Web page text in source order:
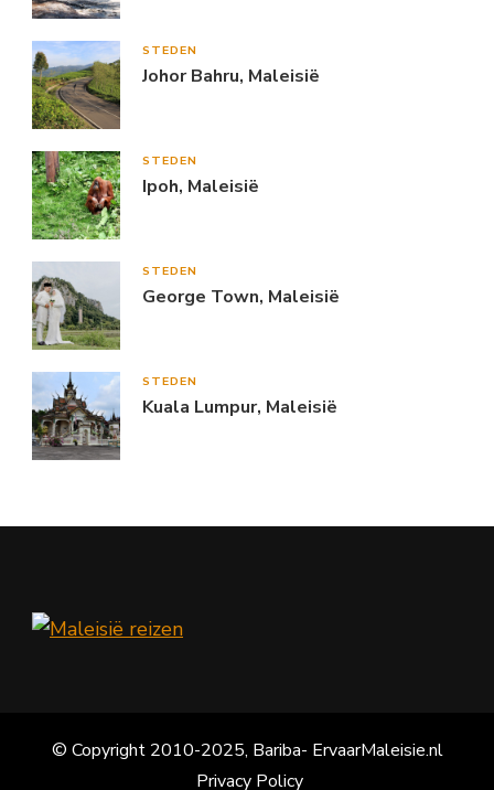
STEDEN
Johor Bahru, Maleisië
STEDEN
Ipoh, Maleisië
STEDEN
George Town, Maleisië
STEDEN
Kuala Lumpur, Maleisië
© Copyright 2010-2025, Bariba- ErvaarMaleisie.nl
Privacy Policy